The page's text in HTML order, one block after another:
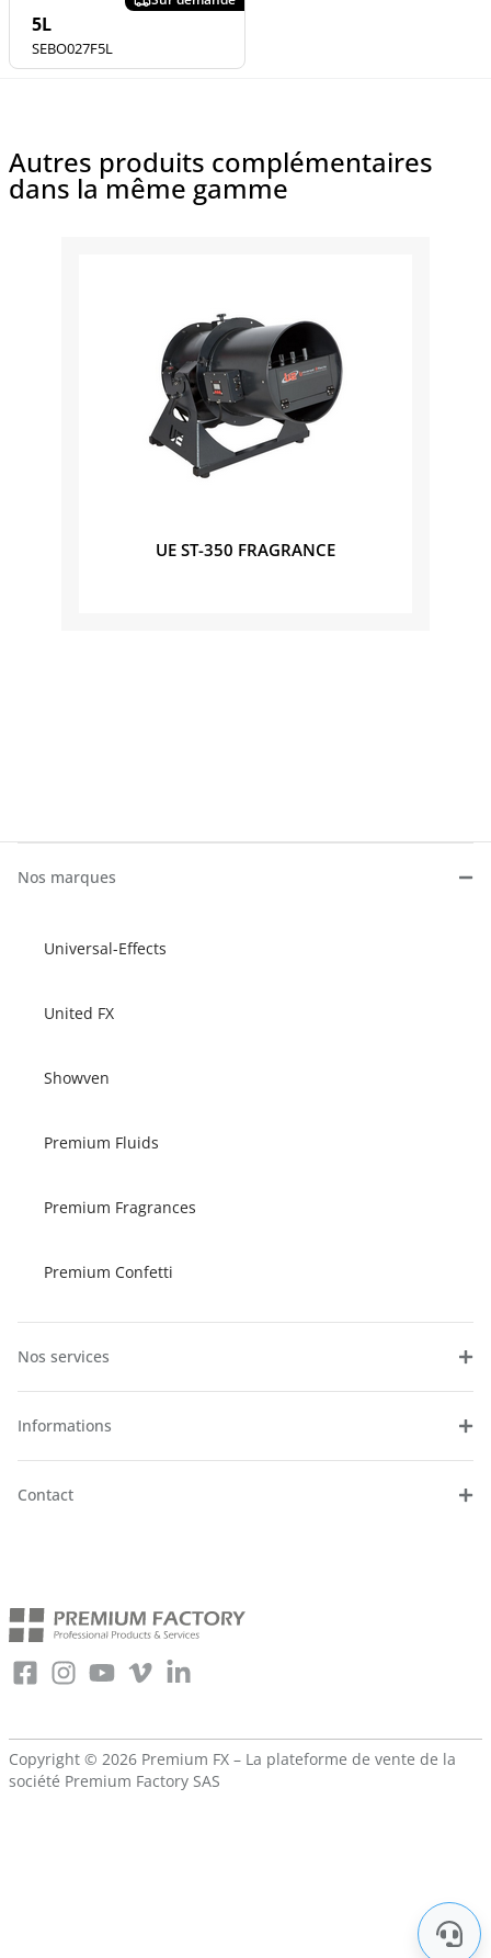
5L
SEBO027F5L
Autres produits complémentaires
dans la même gamme
UE ST-350 FRAGRANCE
Nos marques
Universal-Effects
United FX
Showven
Premium Fluids
Premium Fragrances
Premium Confetti
Nos services
Informations
Contact
Copyright © 2026 Premium FX – La plateforme de vente de la
société Premium Factory SAS